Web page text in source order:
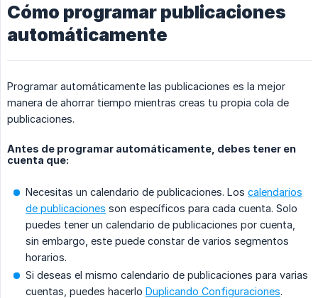
Cómo programar publicaciones
automáticamente
Programar automáticamente las publicaciones es la mejor
manera de ahorrar tiempo mientras creas tu propia cola de
publicaciones.
Antes de programar automáticamente, debes tener en
cuenta que:
Necesitas un calendario de publicaciones. Los calendarios
de publicaciones son específicos para cada cuenta. Solo
puedes tener un calendario de publicaciones por cuenta,
sin embargo, este puede constar de varios segmentos
horarios.
Si deseas el mismo calendario de publicaciones para varias
cuentas, puedes hacerlo Duplicando Configuraciones.